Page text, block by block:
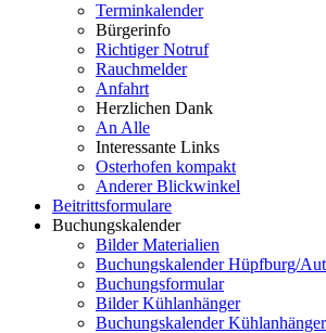
Terminkalender
Bürgerinfo
Richtiger Notruf
Rauchmelder
Anfahrt
Herzlichen Dank
An Alle
Interessante Links
Osterhofen kompakt
Anderer Blickwinkel
Beitrittsformulare
Buchungskalender
Bilder Materialien
Buchungskalender Hüpfburg/
Buchungsformular
Bilder Kühlanhänger
Buchungskalender Kühlanhänger